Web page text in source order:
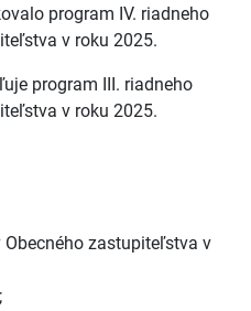
program IV. riadneho
v roku 2025.
program III. riadneho
v roku 2025.
zastupiteľstva v